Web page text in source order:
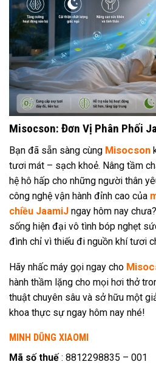
Misocson: Đơn Vị Phân Phối
Bạn đã sẵn sàng cùng Misocson
tươi mát – sạch khoẻ. Nâng tầm
hệ hô hấp cho những người thân
công nghệ vận hành đỉnh cao của
chiều JaamiJ ngay hôm nay
sống hiện đại vô tình bóp nghẹt
đình chỉ vì thiếu đi nguồn khí tươi
Hãy nhấc máy gọi ngay cho
hành thầm lặng cho mọi hơi thở
thuật chuyên sâu và sở hữu một
khoa thực sự ngay hôm nay nhé!
MINH DŨNG XIAOMI
Mã số thuế: 8812298835 – 001